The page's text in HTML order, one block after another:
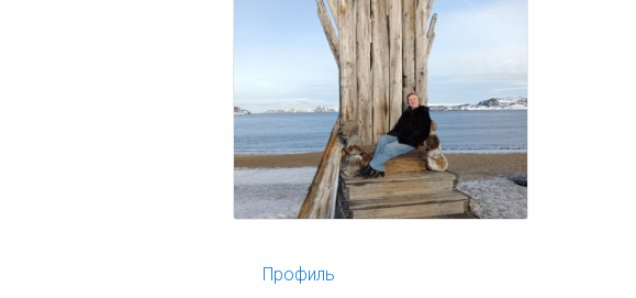
Профиль